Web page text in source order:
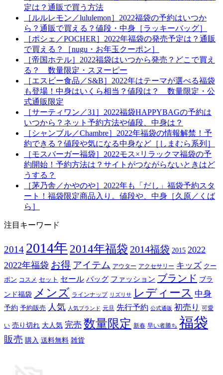
定は？通販で買う方法
［ルルレモン／lululemon］2022福袋の予約はいつか
ら？通販で買える？値段・中身［ラッキーバッグ］
［ポシェ／POCHER］2022年福袋の発売予定は？通販
で買える？［nugu・お年玉クーポン］
［帝国ホテル］2022福袋はいつから発売？どこで買え
る？ 数量限定・スヌーピー
［エスビー食品／S&B］2022年はテーマが選べる福袋
も登場！中身はいくら相当？値段は？ 数量限定・公
式通販限定
［サーティワン／31］2022福袋HAPPYBAGの予約は
いつから？ネット予約方法や値段、中身は？
［シャンブル／Chambre］2022年福袋の情報解禁！予
約できる？値段や気になる中身など［しまむら系列］
［モスバーガー福袋］2022モス×リラックマ福袋の予
約開始！予約方法は？サイトがつながらないときはど
うする？
［茅乃舎／かやのや］2022年も「だし」福袋予約スタ
ート！福袋限定商品入り。値段や、中身［久原／くば
ら］
注目キーワード
2014 2014年 2014年福袋 2014福袋 2015 2022
2022年福袋 お得 アイテム アウター アクセサリー キッズ クー
ポン コスメ セット セール バッグ ファッション ブランド ブラ
ンド福袋 メンズ ラインナップ リズリサ レディース 中身
予約 予約販売 人気 人気ブランド 元旦 先行予約 公式通販 初売り 可愛
い 売り切れ 大人気 完売 数量限定 新春 早い者勝ち 福袋
販売 購入 送料無料 雑貨